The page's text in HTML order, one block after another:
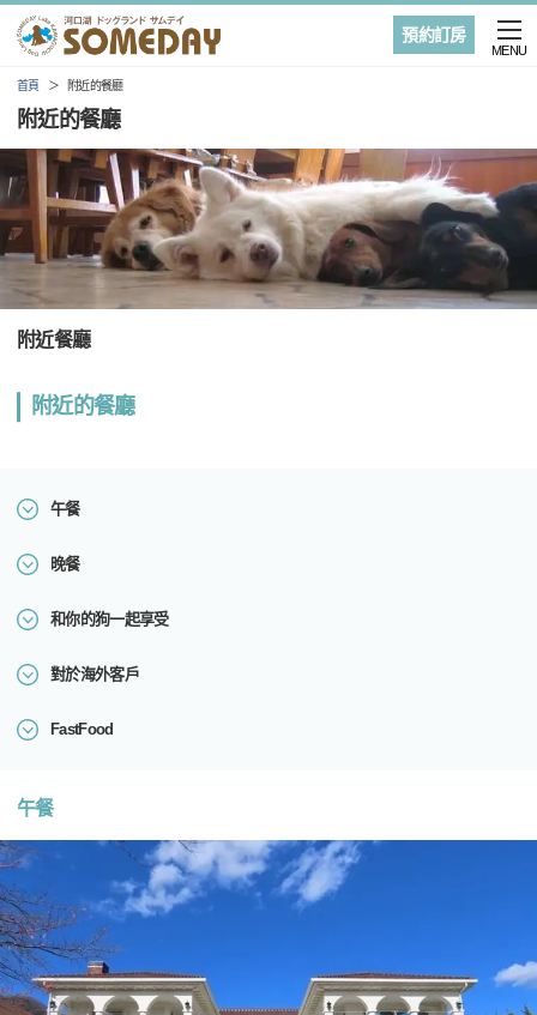
預約訂房
MENU
首頁 附近的餐廳
附近的餐廳
附近餐廳
附近的餐廳
午餐
晚餐
和你的狗一起享受
對於海外客戶
FastFood
午餐